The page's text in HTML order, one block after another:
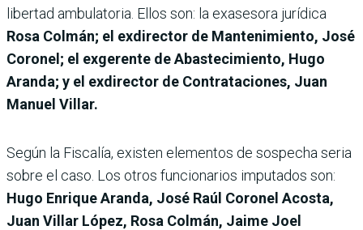
libertad ambulatoria. Ellos son: la exasesora jurídica
Rosa Colmán; el exdirector de Mantenimiento, José
Coronel; el exgerente de Abastecimiento, Hugo
Aranda; y el exdirector de Contrataciones, Juan
Manuel Villar.
Según la Fiscalía, existen elementos de sospecha seria
sobre el caso. Los otros funcionarios imputados son:
Hugo Enrique Aranda, José Raúl Coronel Acosta,
Juan Villar López, Rosa Colmán, Jaime Joel